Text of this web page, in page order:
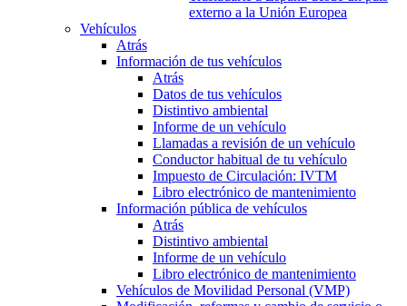
externo a la Unión Europea
Vehículos
Atrás
Información de tus vehículos
Atrás
Datos de tus vehículos
Distintivo ambiental
Informe de un vehículo
Llamadas a revisión de un vehículo
Conductor habitual de tu vehículo
Impuesto de Circulación: IVTM
Libro electrónico de mantenimiento
Información pública de vehículos
Atrás
Distintivo ambiental
Informe de un vehículo
Libro electrónico de mantenimiento
Vehículos de Movilidad Personal (VMP)